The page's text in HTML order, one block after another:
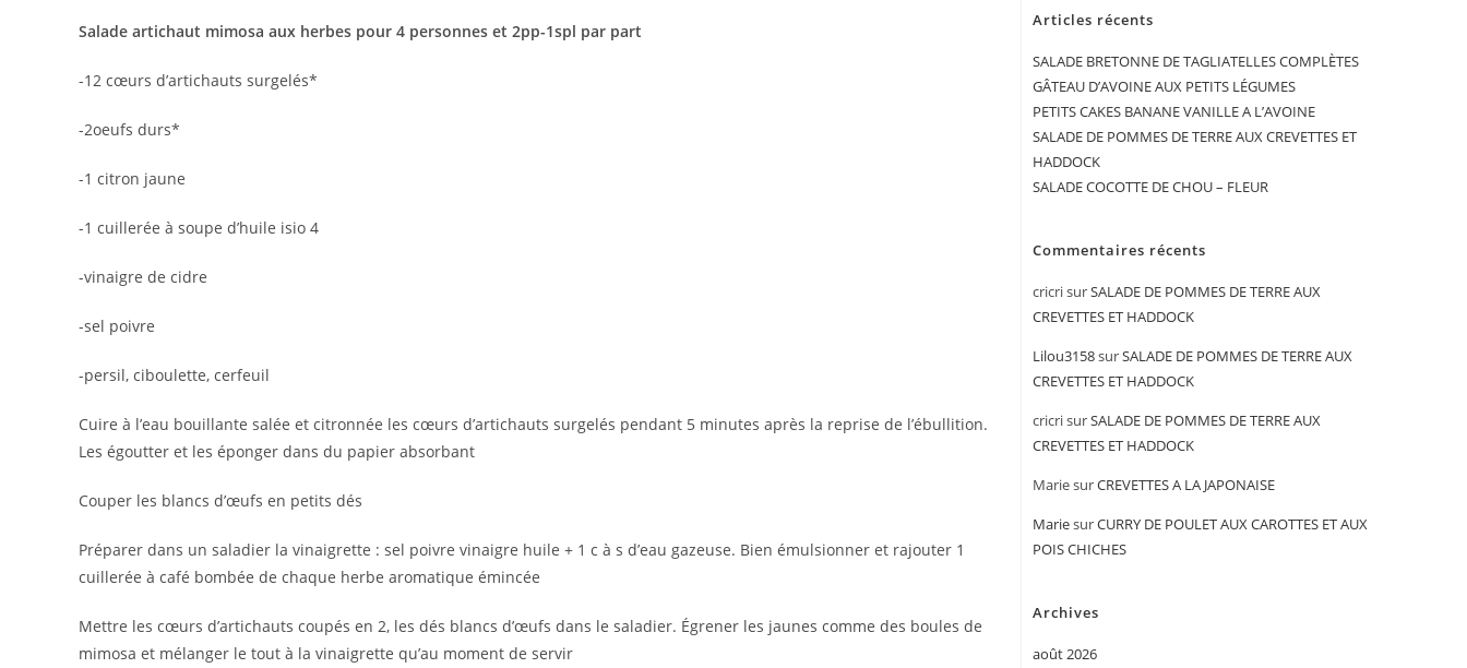
Salade artichaut mimosa aux herbes pour 4 personnes et 2pp-1spl par part
-12 cœurs d’artichauts surgelés*
-2oeufs durs*
-1 citron jaune
-1 cuillerée à soupe d’huile isio 4
-vinaigre de cidre
-sel poivre
-persil, ciboulette, cerfeuil
Cuire à l’eau bouillante salée et citronnée les cœurs d’artichauts surgelés pendant 5 minutes après la reprise de l’ébullition.
Les égoutter et les éponger dans du papier absorbant
Couper les blancs d’œufs en petits dés
Préparer dans un saladier la vinaigrette : sel poivre vinaigre huile + 1 c à s d’eau gazeuse. Bien émulsionner et rajouter 1
cuillerée à café bombée de chaque herbe aromatique émincée
Mettre les cœurs d’artichauts coupés en 2, les dés blancs d’œufs dans le saladier. Égrener les jaunes comme des boules de
mimosa et mélanger le tout à la vinaigrette qu’au moment de servir
Articles récents
SALADE BRETONNE DE TAGLIATELLES COMPLÈTES
GÂTEAU D’AVOINE AUX PETITS LÉGUMES
PETITS CAKES BANANE VANILLE A L’AVOINE
SALADE DE POMMES DE TERRE AUX CREVETTES ET
HADDOCK
SALADE COCOTTE DE CHOU – FLEUR
Commentaires récents
cricrisurSALADE DE POMMES DE TERRE AUX
CREVETTES ET HADDOCK
Lilou3158surSALADE DE POMMES DE TERRE AUX
CREVETTES ET HADDOCK
cricrisurSALADE DE POMMES DE TERRE AUX
CREVETTES ET HADDOCK
MariesurCREVETTES A LA JAPONAISE
MariesurCURRY DE POULET AUX CAROTTES ET AUX
POIS CHICHES
Archives
août 2026